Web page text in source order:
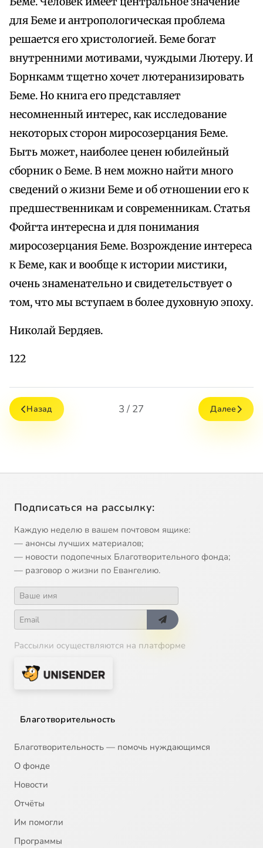
для Беме и антропологическая проблема
решается его христологией. Беме богат
внутренними мотивами, чуждыми Лютеру. И
Борнкамм тщетно хочет лютеранизировать
Беме. Но книга его представляет
несомненный интерес, как исследование
некоторых сторон миpoсозерцания Беме.
Быть может, наиболее ценен юбилейный
сборник о Беме. В нем можно найти много
сведений о жизни Беме и об отношении его к
предшественникам и современникам. Статья
Фойгта интересна и для понимания
миpoсозерцания Беме. Возрождение интереса
к Беме, как и вообще к истории мистики,
очень знаменательно и свидетельствует о
том, что мы вступаем в более духовную эпоху.
Николай Бердяев.
122
Назад 3 / 27 Далее
Подписаться на рассылку:
Каждую неделю в вашем почтовом ящике:
— анонсы лучших материалов;
— новости подопечных Благотворительного фонда;
— разговор о жизни по Евангелию.
Рассылки осуществляются на платформе
Благотворительность
Благотворительность — помочь нуждающимся
О фонде
Новости
Отчёты
Им помогли
Программы